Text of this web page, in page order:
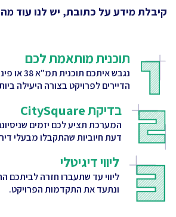
קיבלת מידע על כתובת, יש לנו עוד
תוכנית מותאמת לכם
נגבש איתכם
הדיירים לפרויקט בצורה היעילה
בדיקת CitySquare
המערכת תציע לכם יזמים
דעת חיוביות שהתקבלו מבעלי
ליווי דיגיטלי
ליווי עד שתעברו חזרה לביתכם
ונתעד את התקדמות הפרויקט.